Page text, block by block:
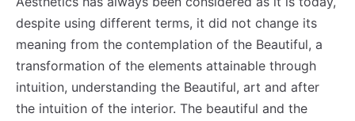
despite using different terms, it did not change its
meaning from the contemplation of the Beautiful, a
transformation of the elements attainable through
intuition, understanding the Beautiful, art and after
the intuition of the interior. The beautiful and the